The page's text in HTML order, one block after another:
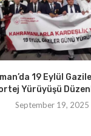
19 Eylül
Yürüyüşü
September 19, 2025